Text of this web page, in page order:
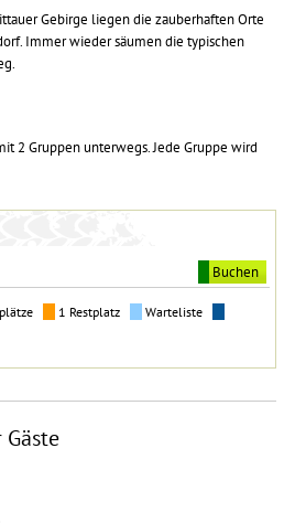
Gebirge liegen die zauberhaften Orte
Immer wieder säumen die typischen
2 Gruppen unterwegs. Jede Gruppe wird
Buchen
1 Restplatz
Warteliste